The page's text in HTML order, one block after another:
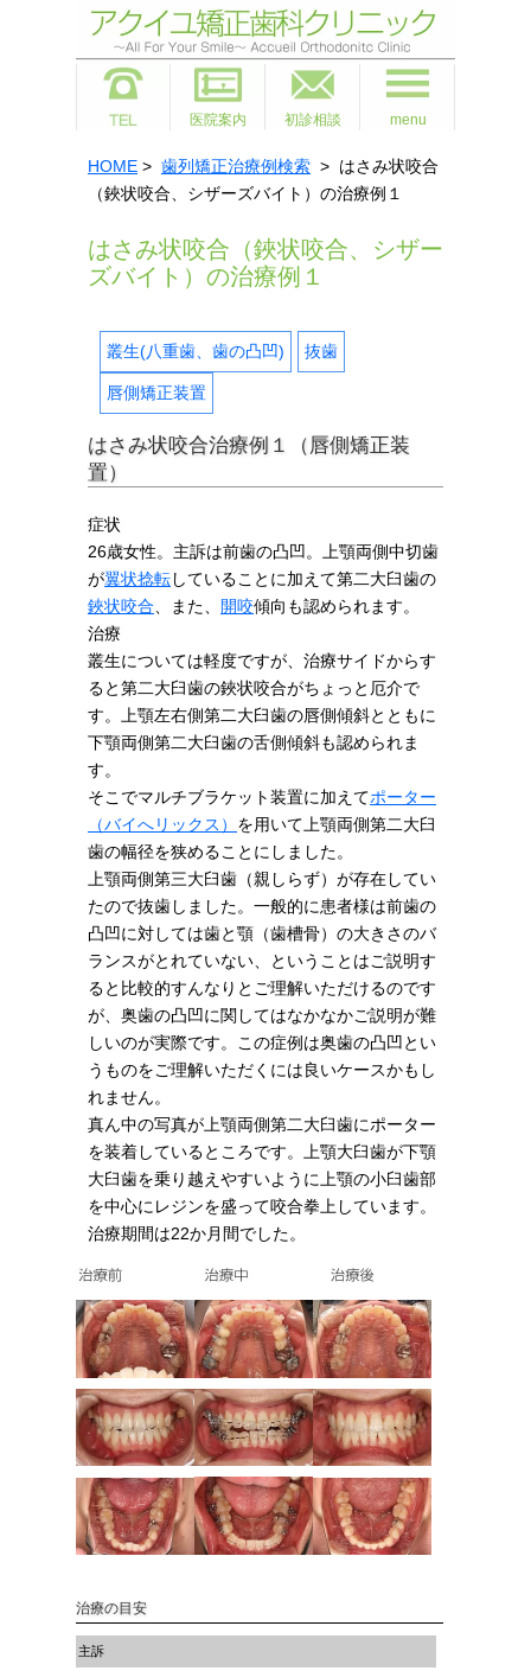
医院案内 初診相談 menu
HOME > 歯列矯正治療例検索 > はさみ状咬合
（鋏状咬合、シザーズバイト）の治療例１
はさみ状咬合（鋏状咬合、シザー
ズバイト）の治療例１
叢生(八重歯、歯の凸凹) 抜歯
唇側矯正装置
はさみ状咬合治療例１（唇側矯正装
置）
症状
26歳女性。主訴は前歯の凸凹。上顎両側中切歯
が翼状捻転していることに加えて第二大臼歯の
鋏状咬合 、また、 開咬傾向も認められます。
治療
叢生については軽度ですが、治療サイドからす
ると第二大臼歯の鋏状咬合がちょっと厄介で
す。上顎左右側第二大臼歯の唇側傾斜とともに
下顎両側第二大臼歯の舌側傾斜も認められま
す。
そこでマルチブラケット装置に加えてポーター
（バイへリックス） を用いて上顎両側第二大臼
歯の幅径を狭めることにしました。
上顎両側第三大臼歯（親しらず）が存在してい
たので抜歯しました。一般的に患者様は前歯の
凸凹に対しては歯と顎（歯槽骨）の大きさのバ
ランスがとれていない、ということはご説明す
ると比較的すんなりとご理解いただけるのです
が、奥歯の凸凹に関してはなかなかご説明が難
しいのが実際です。この症例は奥歯の凸凹とい
うものをご理解いただくには良いケースかもし
れません。
真ん中の写真が上顎両側第二大臼歯にポーター
を装着しているところです。上顎大臼歯が下顎
大臼歯を乗り越えやすいように上顎の小臼歯部
を中心にレジンを盛って咬合拳上しています。
治療期間は22か月間でした。
治療の目安
主訴